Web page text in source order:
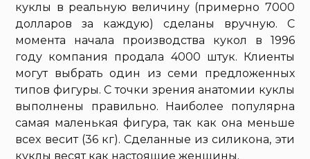
куклы в реальную величину (примерно 7000
долларов за каждую) сделаны вручную. С
момента начала производства кукол в 1996
году компания продала 4000 штук. Клиенты
могут выбрать один из семи предложенных
типов фигуры. С точки зрения анатомии куклы
выполнены правильно. Наиболее популярна
самая маленькая фигура, так как она меньше
всех весит (36 кг). Сделанные из силикона, эти
куклы весят как настоящие женщины.